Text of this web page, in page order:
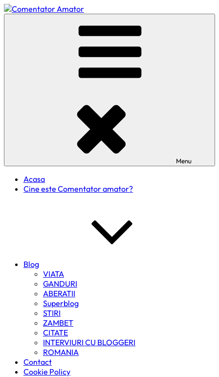
Skip
to
Menu
Acasa
Cine este Comentator amator?
Blog
VIATA
GANDURI
ABERATII
Superblog
STIRI
ZAMBET
CITATE
INTERVIURI CU BLOGGERI
ROMANIA
Contact
Cookie Policy